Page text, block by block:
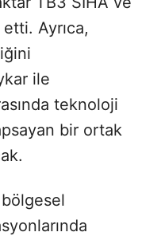
Ayrıca,
ile
teknoloji
bir ortak